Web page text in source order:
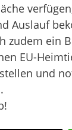
Auslauf
zudem ein
EU-
und